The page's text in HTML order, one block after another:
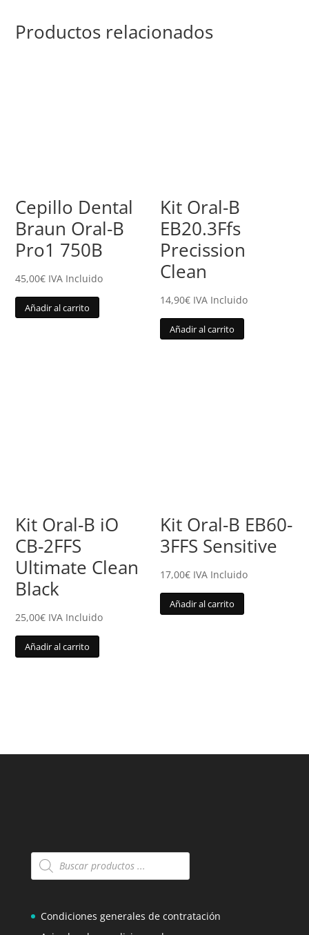
Productos relacionados
Cepillo Dental
Braun Oral-B
Pro1 750B
45,00€ IVA Incluido
Añadir al carrito
Kit Oral-B
EB20.3Ffs
Precission
Clean
14,90€ IVA Incluido
Añadir al carrito
Kit Oral-B iO
CB-2FFS
Ultimate Clean
Black
25,00€ IVA Incluido
Añadir al carrito
Kit Oral-B EB60-
3FFS Sensitive
17,00€ IVA Incluido
Añadir al carrito
Búsqueda
Condiciones generales de contratación